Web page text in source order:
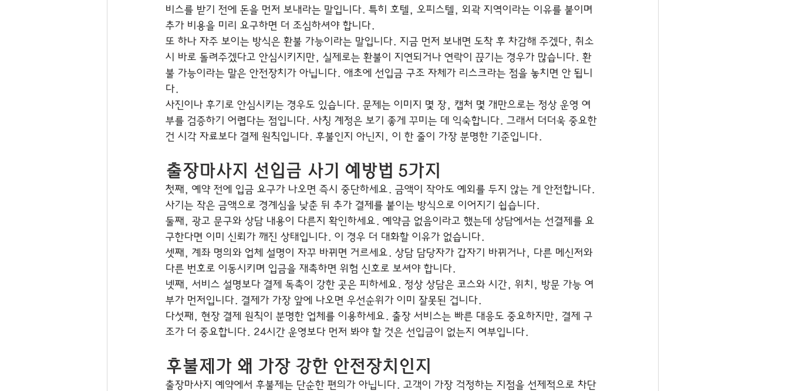
비스를 받기 전에 돈을 먼저 보내라는 말입니다. 특히 호텔, 오피스텔, 외곽 지역이라는 이유를 붙이며
추가 비용을 미리 요구하면 더 조심하셔야 합니다.
또 하나 자주 보이는 방식은 환불 가능이라는 말입니다. 지금 먼저 보내면 도착 후 차감해 주겠다, 취소
시 바로 돌려주겠다고 안심시키지만, 실제로는 환불이 지연되거나 연락이 끊기는 경우가 많습니다. 환
불 가능이라는 말은 안전장치가 아닙니다. 애초에 선입금 구조 자체가 리스크라는 점을 놓치면 안 됩니
다.
사진이나 후기로 안심시키는 경우도 있습니다. 문제는 이미지 몇 장, 캡처 몇 개만으로는 정상 운영 여
부를 검증하기 어렵다는 점입니다. 사칭 계정은 보기 좋게 꾸미는 데 익숙합니다. 그래서 더더욱 중요한
건 시각 자료보다 결제 원칙입니다. 후불인지 아닌지, 이 한 줄이 가장 분명한 기준입니다.
출장마사지 선입금 사기 예방법 5가지
첫째, 예약 전에 입금 요구가 나오면 즉시 중단하세요. 금액이 작아도 예외를 두지 않는 게 안전합니다.
사기는 작은 금액으로 경계심을 낮춘 뒤 추가 결제를 붙이는 방식으로 이어지기 쉽습니다.
둘째, 광고 문구와 상담 내용이 다른지 확인하세요. 예약금 없음이라고 했는데 상담에서는 선결제를 요
구한다면 이미 신뢰가 깨진 상태입니다. 이 경우 더 대화할 이유가 없습니다.
셋째, 계좌 명의와 업체 설명이 자꾸 바뀌면 거르세요. 상담 담당자가 갑자기 바뀌거나, 다른 메신저와
다른 번호로 이동시키며 입금을 재촉하면 위험 신호로 보셔야 합니다.
넷째, 서비스 설명보다 결제 독촉이 강한 곳은 피하세요. 정상 상담은 코스와 시간, 위치, 방문 가능 여
부가 먼저입니다. 결제가 가장 앞에 나오면 우선순위가 이미 잘못된 겁니다.
다섯째, 현장 결제 원칙이 분명한 업체를 이용하세요. 출장 서비스는 빠른 대응도 중요하지만, 결제 구
조가 더 중요합니다. 24시간 운영보다 먼저 봐야 할 것은 선입금이 없는지 여부입니다.
후불제가 왜 가장 강한 안전장치인지
출장마사지 예약에서 후불제는 단순한 편의가 아닙니다. 고객이 가장 걱정하는 지점을 선제적으로 차단